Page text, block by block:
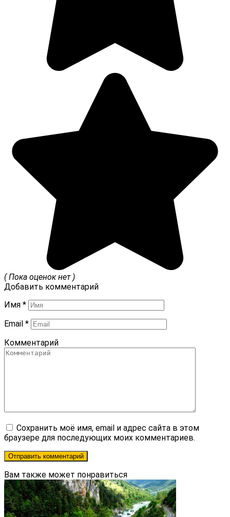
( Пока оценок нет )
Добавить комментарий
Имя *
Email *
Комментарий
Сохранить моё имя, email и адрес сайта в этом
браузере для последующих моих комментариев.
Вам также может понравиться